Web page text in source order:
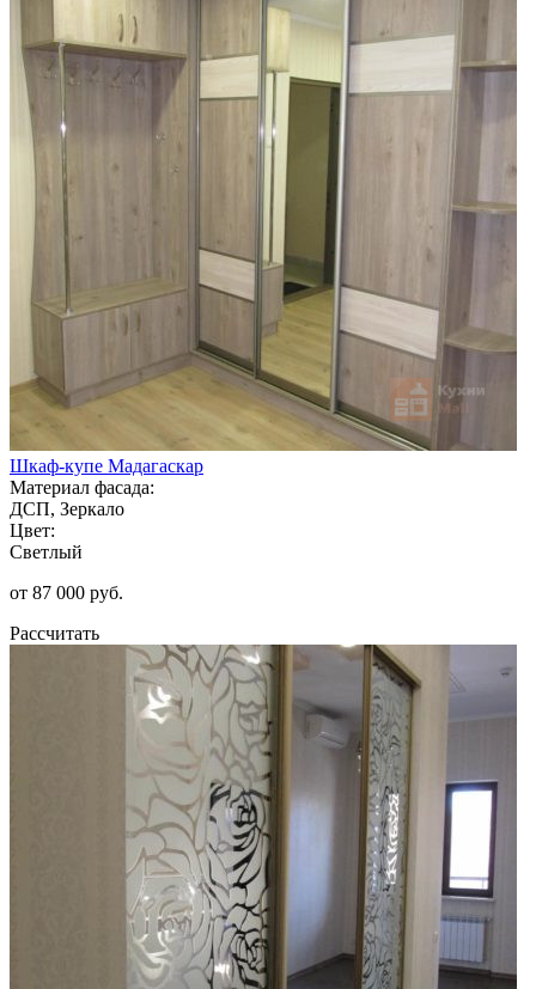
Шкаф-купе Мадагаскар
Материал фасада:
ДСП, Зеркало
Цвет:
Светлый
от 87 000 руб.
Рассчитать